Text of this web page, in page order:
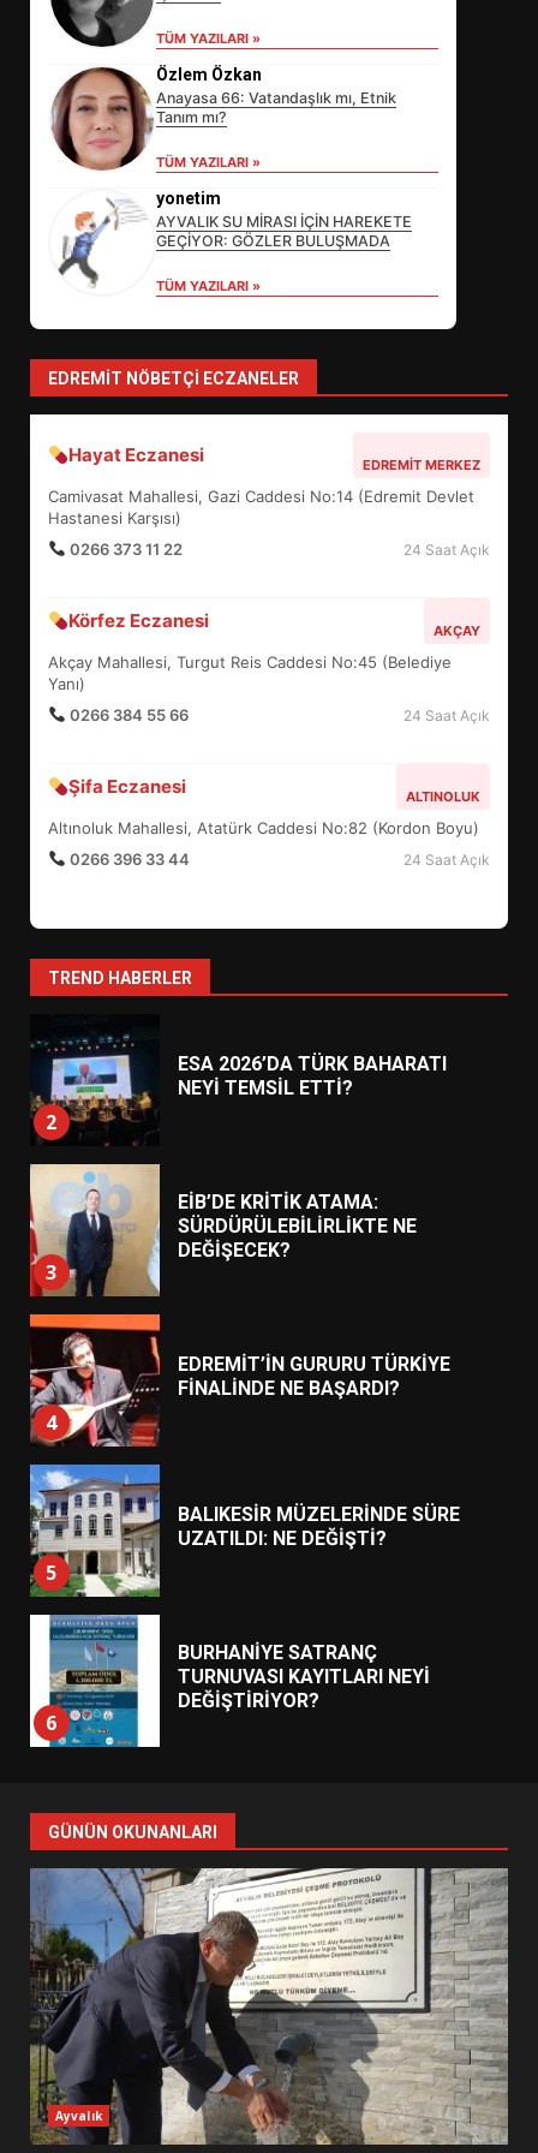
TÜM YAZILARI »
Özlem Özkan
Anayasa 66: Vatandaşlık mı, Etnik
Tanım mı?
TÜM YAZILARI »
yonetim
AYVALIK SU MİRASI İÇİN HAREKETE
GEÇİYOR: GÖZLER BULUŞMADA
TÜM YAZILARI »
EDREMIT NÖBETÇI ECZANELER
Hayat Eczanesi EDREMIT MERKEZ
Camivasat Mahallesi, Gazi Caddesi No:14 (Edremit Devlet
Hastanesi Karşısı)
0266 373 11 22
24 Saat Açık
Körfez Eczanesi AKÇAY
Akçay Mahallesi, Turgut Reis Caddesi No:45 (Belediye
Yanı)
0266 384 55 66
24 Saat Açık
Şifa Eczanesi ALTINOLUK
Altınoluk Mahallesi, Atatürk Caddesi No:82 (Kordon Boyu)
0266 396 33 44
24 Saat Açık
TREND HABERLER
SÜRDÜRÜLEBİLİRLİKTE NE
DEĞİŞECEK?
EDREMİT’İN GURURU TÜRKİYE
FİNALİNDE NE BAŞARDI?
5
BALIKESİR MÜZELERİNDE SÜRE
6
BURHANİYE SATRANÇ
DEĞİŞTİRİYOR?
7
YENİ YÖNETİM NASIL
ŞEKİLLENDİ?
1
HAREKETE GEÇİYOR: GÖZLER
2
3
EİB’DE KRİTİK ATAMA:
SÜRDÜRÜLEBİLİRLİKTE NE
4
EDREMİT’İN GURURU TÜRKİYE
FİNALİNDE NE BAŞARDI?
5
BALIKESİR MÜZELERİNDE SÜRE
UZATILDI: NE DEĞİŞTİ?
6
BURHANİYE SATRANÇ
TURNUVASI KAYITLARI NEYİ
7
BURHANİYE BELEDİYESPOR’DA
YENİ YÖNETİM NASIL
ŞEKİLLENDİ?
1
HAREKETE GEÇİYOR: GÖZLER
BULUŞMADA
2
ESA 2026’DA TÜRK BAHARATI
NEYİ TEMSİL ETTİ?
EİB’DE KRİTİK ATAMA:
SÜRDÜRÜLEBİLİRLİKTE NE
GÜNÜN OKUNANLARI
Ayvalık